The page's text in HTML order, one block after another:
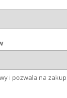
i pozwala na